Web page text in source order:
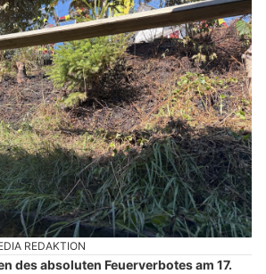
REDAKTION
des absoluten Feuerverbotes am 17.